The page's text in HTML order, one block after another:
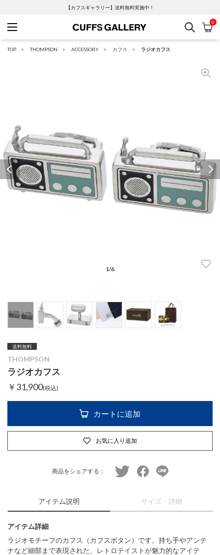
【カフスギャラリー】送料無料実施中！
Cuffs Gallery
検索 カ
0
TOP THOMPSON ACCESSORY カフス ラジオカフス
1/6
Previous
送料無料
THOMPSON
ラジオカフス
￥31,900(税込)
カートに追加
お気に入り追加
商品をシェアする： twitter facebookline
アイテム説明 サイズ・詳細
アイテム詳細
ラジオモチーフのカフス（カフスボタン）です。持ち手やアンテ
ナなど細部まで表現された、レトロテイストが魅力的なアイテ